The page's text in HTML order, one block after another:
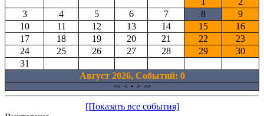
3
4 5 6 7 8
9
10
11 12 13 14 15
16
17
18 19 20 21 22
23
24
25 26 27 28 29
30
31
Август 2026, Cобытий: 0
<< < • > >>
[Показать все события]